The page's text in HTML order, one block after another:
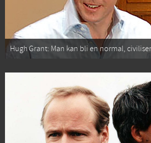
Hugh Grant: Man kan bli en normal,